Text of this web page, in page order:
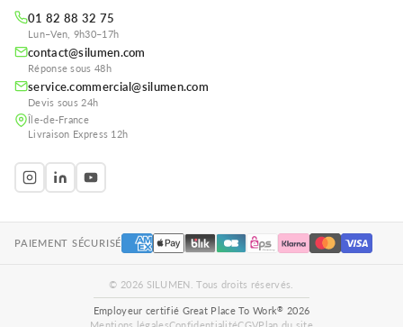
01 82 88 32 75
Lun–Ven, 9h30–17h
contact@silumen.com
Réponse sous 48h
service.commercial@silumen.com
Devis sous 24h
Île-de-France
Livraison Express 12h
PAIEMENT SÉCURISÉ
© 2026 SILUMEN. Tous droits réservés.
Employeur certifié Great Place To Work® 2026